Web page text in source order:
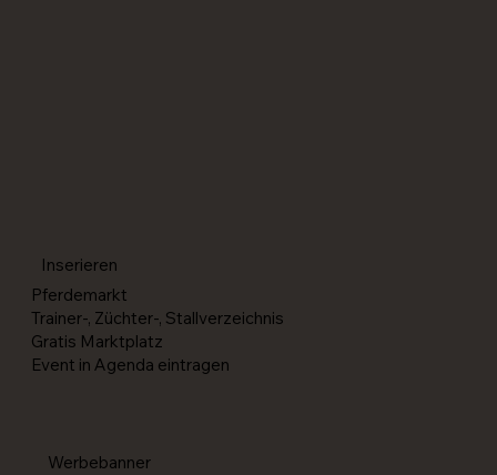
Championships in Givrins (SUI) selektioniert
Inserieren
Pferdemarkt
Trainer-, Züchter-, Stallverzeichnis
Gratis Marktplatz
Event in Agenda eintragen
Werbebanner